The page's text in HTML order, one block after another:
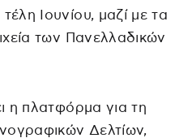
Ιουνίου, μαζί με τα
των Πανελλαδικών
η πλατφόρμα για τη
Δελτίων,